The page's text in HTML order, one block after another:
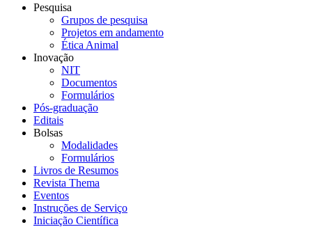
Pesquisa
Grupos de pesquisa
Projetos em andamento
Ética Animal
Inovação
NIT
Documentos
Formulários
Pós-graduação
Editais
Bolsas
Modalidades
Formulários
Livros de Resumos
Revista Thema
Eventos
Instruções de Serviço
Iniciação Científica